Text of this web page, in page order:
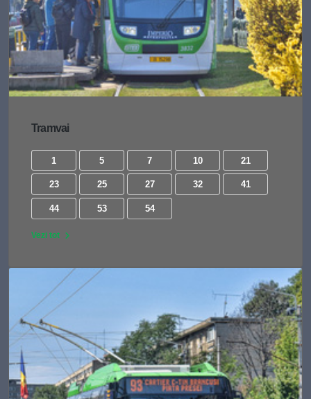
Tramvai
1 5 7 10 21
23 25 27 32 41
44 53 54
Vezi tot